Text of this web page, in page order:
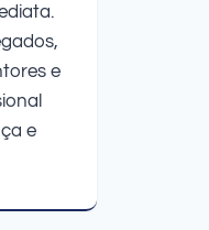
e
e